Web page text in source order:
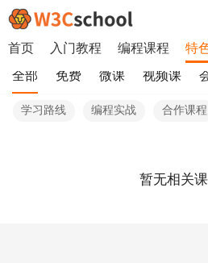
首页 入门教程 编程课程 特
全部 免费 微课 视频课
学习路线 编程实战 合作课程
暂无相关